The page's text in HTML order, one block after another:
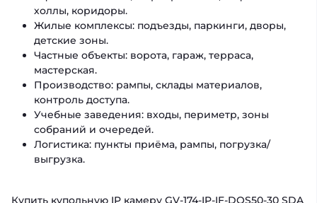
холлы, коридоры.
Жилые комплексы: подъезды, паркинги, дворы,
детские зоны.
Частные объекты: ворота, гараж, терраса,
мастерская.
Производство: рампы, склады материалов,
контроль доступа.
Учебные заведения: входы, периметр, зоны
собраний и очередей.
Логистика: пункты приёма, рампы, погрузка/
выгрузка.